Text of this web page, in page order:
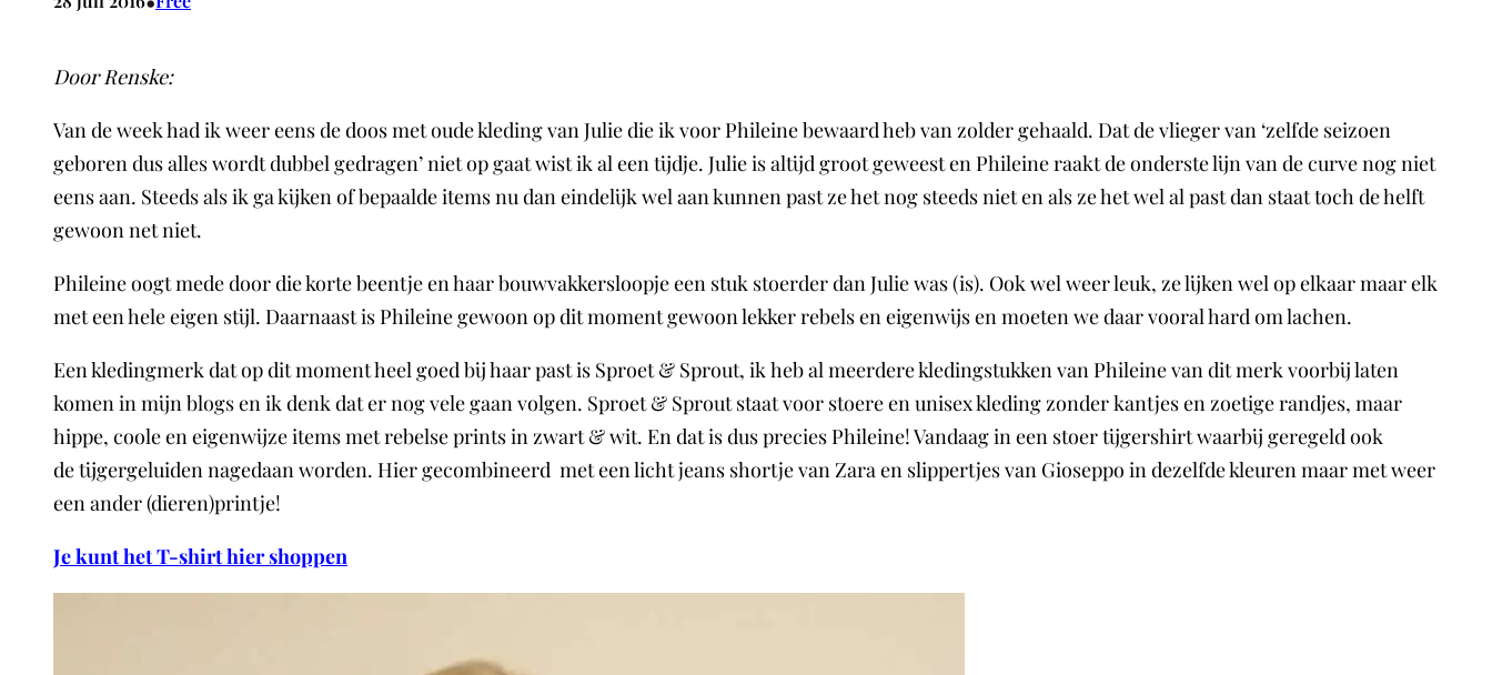
Door Renske:
Van de week had ik weer eens de doos met oude kleding van Julie die ik voor Phileine bewaard heb van zolder gehaald. Dat de vlieger van ‘zelfde seizoen
geboren dus alles wordt dubbel gedragen’ niet op gaat wist ik al een tijdje. Julie is altijd groot geweest en Phileine raakt de onderste lijn van de curve nog niet
eens aan. Steeds als ik ga kijken of bepaalde items nu dan eindelijk wel aan kunnen past ze het nog steeds niet en als ze het wel al past dan staat toch de helft
gewoon net niet.
Phileine oogt mede door die korte beentje en haar bouwvakkersloopje een stuk stoerder dan Julie was (is). Ook wel weer leuk, ze lijken wel op elkaar maar elk
met een hele eigen stijl. Daarnaast is Phileine gewoon op dit moment gewoon lekker rebels en eigenwijs en moeten we daar vooral hard om lachen.
Een kledingmerk dat op dit moment heel goed bij haar past is Sproet & Sprout, ik heb al meerdere kledingstukken van Phileine van dit merk voorbij laten
komen in mijn blogs en ik denk dat er nog vele gaan volgen. Sproet & Sprout staat voor stoere en unisex kleding zonder kantjes en zoetige randjes, maar
hippe, coole en eigenwijze items met rebelse prints in zwart & wit. En dat is dus precies Phileine! Vandaag in een stoer tijgershirt waarbij geregeld ook
de tijgergeluiden nagedaan worden. Hier gecombineerd met een licht jeans shortje van Zara en slippertjes van Gioseppo in dezelfde kleuren maar met weer
een ander (dieren)printje!
Je kunt het T-shirt hier shoppen